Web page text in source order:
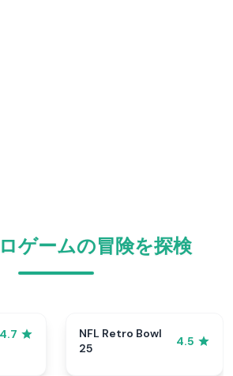
ゲームの冒険を探検
4.7
NFL Retro Bowl
25
4.5